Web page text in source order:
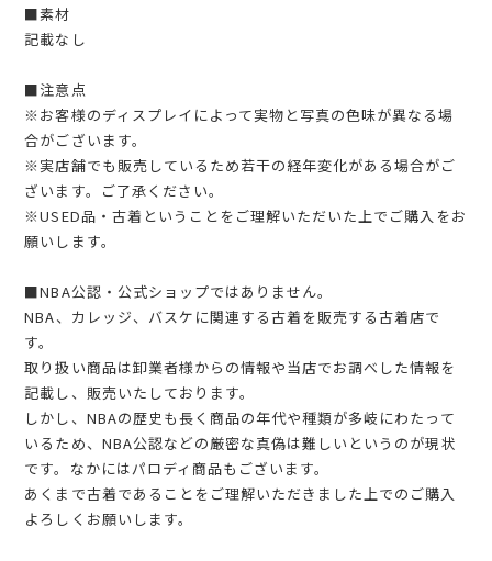
■素材
記載なし
■注意点
※お客様のディスプレイによって実物と写真の色味が異なる場
合がございます。
※実店舗でも販売しているため若干の経年変化がある場合がご
ざいます。ご了承ください。
※USED品・古着ということをご理解いただいた上でご購入をお
願いします。
■NBA公認・公式ショップではありません。
NBA、カレッジ、バスケに関連する古着を販売する古着店で
す。
取り扱い商品は卸業者様からの情報や当店でお調べした情報を
記載し、販売いたしております。
しかし、NBAの歴史も長く商品の年代や種類が多岐にわたって
いるため、NBA公認などの厳密な真偽は難しいというのが現状
です。なかにはパロディ商品もございます。
あくまで古着であることをご理解いただきました上でのご購入
よろしくお願いします。